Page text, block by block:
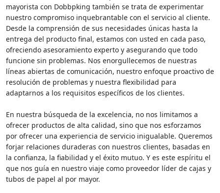
mayorista con Dobbpking también se trata de experimentar
nuestro compromiso inquebrantable con el servicio al cliente.
Desde la comprensión de sus necesidades únicas hasta la
entrega del producto final, estamos con usted en cada paso,
ofreciendo asesoramiento experto y asegurando que todo
funcione sin problemas. Nos enorgullecemos de nuestras
líneas abiertas de comunicación, nuestro enfoque proactivo de
resolución de problemas y nuestra flexibilidad para
adaptarnos a los requisitos específicos de los clientes.
En nuestra búsqueda de la excelencia, no nos limitamos a
ofrecer productos de alta calidad, sino que nos esforzamos
por ofrecer una experiencia de servicio inigualable. Queremos
forjar relaciones duraderas con nuestros clientes, basadas en
la confianza, la fiabilidad y el éxito mutuo. Y es este espíritu el
que nos guía en nuestro viaje como proveedor líder de cajas y
tubos de papel al por mayor.